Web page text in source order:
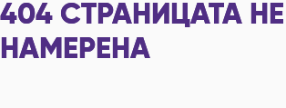
404 СТРАНИЦАТА НЕ
НАМЕРЕНА